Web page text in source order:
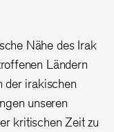
Nähe des Irak
Ländern
der irakischen
unseren
kritischen Zeit zu